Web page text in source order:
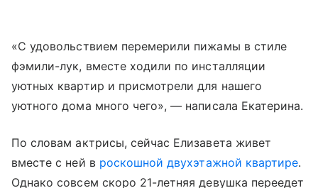
«С удовольствием перемерили пижамы в стиле
фэмили-лук, вместе ходили по инсталляции
уютных квартир и присмотрели для нашего
уютного дома много чего», — написала Екатерина.
По словам актрисы, сейчас Елизавета живет
вместе с ней в роскошной двухэтажной квартире.
Однако совсем скоро 21-летняя девушка переедет